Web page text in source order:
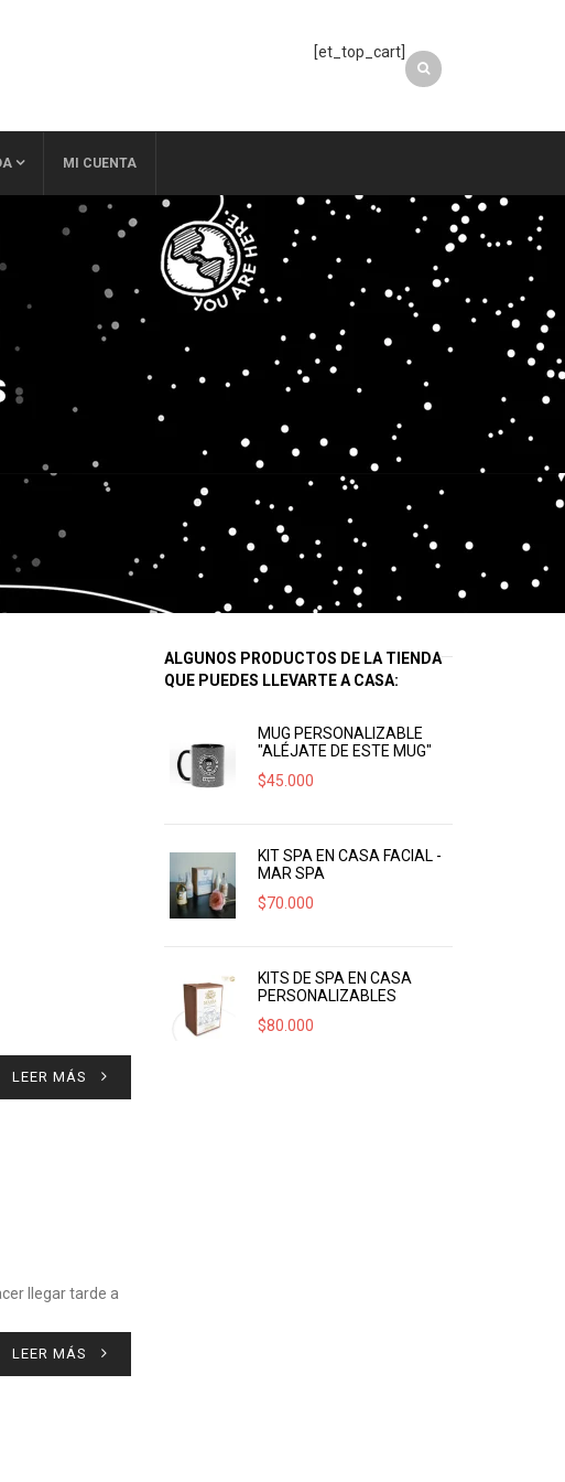
[et_top_cart]
MI CUENTA
LEER MÁS
llegar tarde a
LEER MÁS
ALGUNOS PRODUCTOS DE LA TIENDA
QUE PUEDES LLEVARTE A CASA:
MUG PERSONALIZABLE
"ALÉJATE DE ESTE MUG"
$45.000
KIT SPA EN CASA FACIAL -
MAR SPA
$70.000
KITS DE SPA EN CASA
PERSONALIZABLES
$80.000